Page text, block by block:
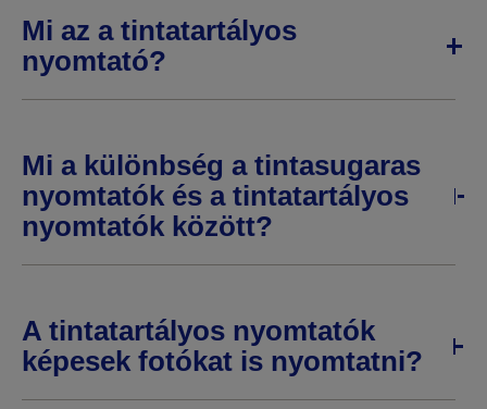
Mi az a tintatartályos
nyomtató?
Mi a különbség a tintasugaras
nyomtatók és a tintatartályos
nyomtatók között?
A tintatartályos nyomtatók
képesek fotókat is nyomtatni?